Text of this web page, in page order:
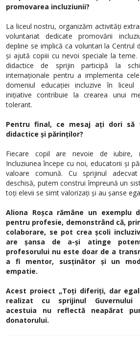
promovarea incluziunii?
La liceul nostru, organizăm activități
voluntariat dedicate promovării
depline se implică ca voluntari la Centrul
și ajută copiii cu nevoi speciale la teme.
didactice de sprijin participă la
internaționale pentru a implementa
domeniul educației incluzive în liceul
inițiative contribuie la crearea unui
tolerant.
Pentru final, ce mesaj ați dori să
didactice și părinților?
Fiecare copil are nevoie de iubire,
Incluziunea începe cu noi, educatorii și
valoare comună. Cu sprijinul
deschisă, putem construi împreună un
toți elevii se simt valorizați și au șanse
Aliona Roșca rămâne un exemplu
pentru profesie, demonstrând că,
colaborare, se pot crea școli
are șansa de a-și atinge
profesorului nu este doar de a
a fi mentor, susținător și un
empatie.
Acest proiect „Toți diferiți, dar
realizat cu sprijinul Guvernului
acestuia nu reflectă neapărat
donatorului.